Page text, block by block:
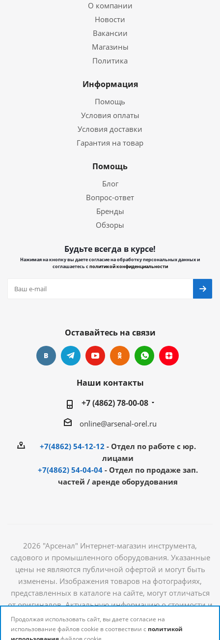
О компании
Новости
Вакансии
Магазины
Политика
Информация
Помощь
Условия оплаты
Условия доставки
Гарантия на товар
Помощь
Блог
Вопрос-ответ
Бренды
Обзоры
Будьте всегда в курсе!
Нажимая на кнопку вы даете согласие на обработку персональных данных и
соглашаетесь сполитикой конфиденциальности
Оставайтесь на связи
Наши контакты
+7 (4862) 78-00-08
online@arsenal-orel.ru
+7(4862) 54-12-12 - Отдел по работе с юр.
лицами
+7(4862) 54-04-04 - Отдел по продаже зап.
частей / аренде оборудования
2026 "Арсенал" Интернет-магазин инструмента,
садового и промышленного оборудования. Указанные
цены не являются публичной офертой и могут быть
изменены. Изображения товаров на фотографиях,
представленных в каталоге на сайте, могут отличаться
от оригиналов. Актуальную информацию о стоимости и
наличии товаров можно получить у наших
менеджеров
Продолжая использовать сайт, вы даете согласие на
использование файлов cookie в соотвествии с политикой